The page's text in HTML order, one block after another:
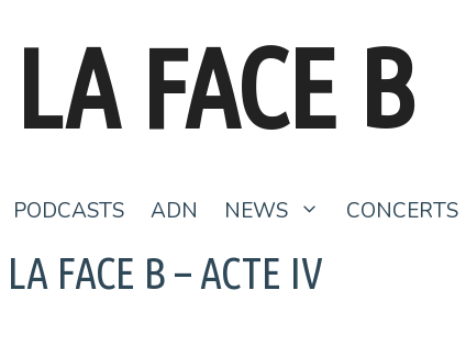
LA FACE B
PODCASTS ADN NEWS CONCERTS
FACE B – ACTE IV